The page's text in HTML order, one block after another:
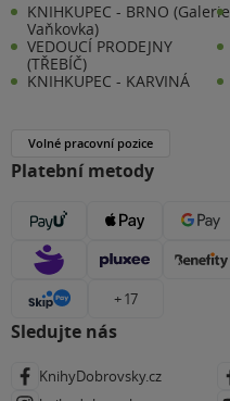
KNIHKUPEC - BRNO (Galerie
Vaňkovka)
VEDOUCÍ PRODEJNY
(TŘEBÍČ)
KNIHKUPEC - KARVINÁ
Volné pracovní pozice
Platební metody
+ 17
Sledujte nás
KnihyDobrovsky.cz